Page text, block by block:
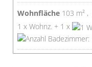
Wohnfläche 103 m² ,
1 x Wohnz. + 1 x